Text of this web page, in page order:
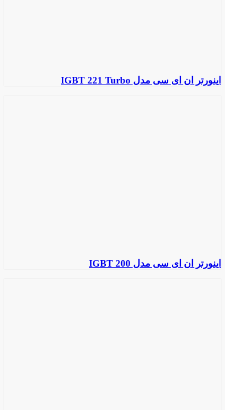
اینورتر ان ای سی مدل IGBT 221 Turbo
اینورتر ان ای سی مدل IGBT 200